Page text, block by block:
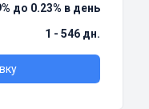
до 0.23% в день
1 - 546 дн.